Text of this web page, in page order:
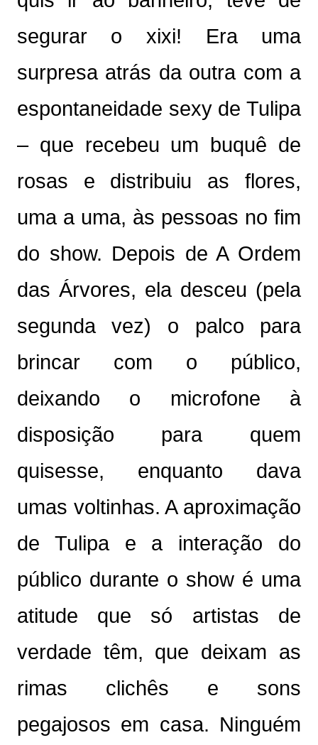
segurar o xixi! Era uma
surpresa atrás da outra com a
espontaneidade sexy de Tulipa
– que recebeu um buquê de
rosas e distribuiu as flores,
uma a uma, às pessoas no fim
do show. Depois de A Ordem
das Árvores, ela desceu (pela
segunda vez) o palco para
brincar com o público,
deixando o microfone à
disposição para quem
quisesse, enquanto dava
umas voltinhas. A aproximação
de Tulipa e a interação do
público durante o show é uma
atitude que só artistas de
verdade têm, que deixam as
rimas clichês e sons
pegajosos em casa. Ninguém